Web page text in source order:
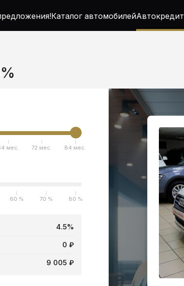
Каталог автомобилейАвтокредит
мес. 72 мес. 84 мес.
60 % 70 % 80 %
4.5%
0 ₽
9 005 ₽